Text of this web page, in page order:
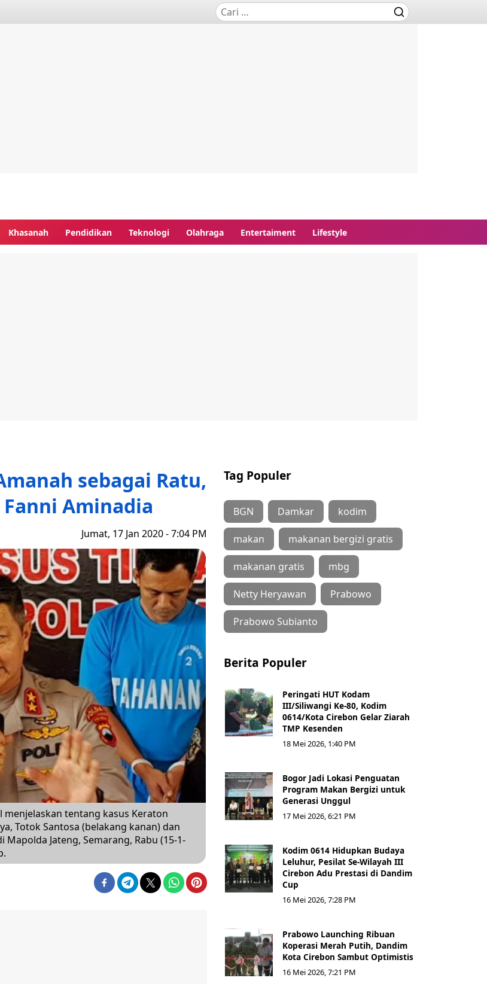
Khasanah Pendidikan Teknologi Olahraga Entertaiment Lifestyle
sebagai Ratu,
Aminadia
Jumat, 17 Jan 2020 - 7:04 PM
menjelaskan tentang kasus Keraton
Totok Santosa (belakang kanan) dan
Jateng, Semarang, Rabu (15-1-
Tag Populer
BGN Damkar kodim
makan makanan bergizi gratis
makanan gratis mbg
Netty Heryawan Prabowo
Prabowo Subianto
Berita Populer
Peringati HUT Kodam
III/Siliwangi Ke-80, Kodim
0614/Kota Cirebon Gelar Ziarah
TMP Kesenden
18 Mei 2026, 1:40 PM
Bogor Jadi Lokasi Penguatan
Program Makan Bergizi untuk
Generasi Unggul
17 Mei 2026, 6:21 PM
Kodim 0614 Hidupkan Budaya
Leluhur, Pesilat Se-Wilayah III
Cirebon Adu Prestasi di Dandim
Cup
16 Mei 2026, 7:28 PM
Prabowo Launching Ribuan
Koperasi Merah Putih, Dandim
Kota Cirebon Sambut Optimistis
16 Mei 2026, 7:21 PM